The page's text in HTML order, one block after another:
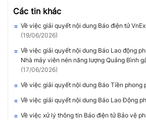
Các tin khác
Về việc giải quyết nội dung Báo điện tử
(19/06/2026)
Về việc giải quyết nội dung Báo Lao động
Nhà máy viên nén năng lượng Quảng Bình
(17/06/2026)
Về việc giải quyết nội dung Báo Tiền phong
Về việc giải quyết nội dung Báo Lao Động
Về việc xử lý thông tin Báo điện tử Bảo vệ